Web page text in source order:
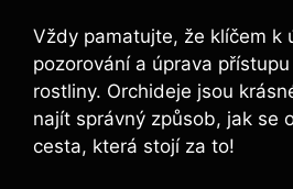
Vždy⁤ pamatujte, že klíčem k​
pozorování​ a úprava
rostliny. Orchideje jsou
najít správný způsob,⁢ jak se
cesta, která stojí za to!